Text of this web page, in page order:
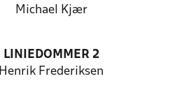
Michael Kjær
LINIEDOMMER 2
Henrik Frederiksen